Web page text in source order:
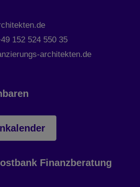
152 524 550 35
architekten.de
Finanzberatung